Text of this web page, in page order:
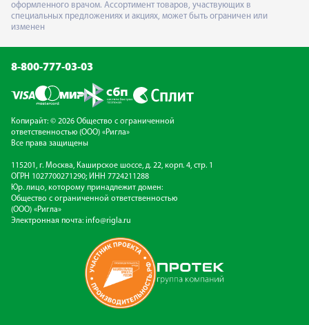
оформленного врачом. Ассортимент товаров, участвующих в
специальных предложениях и акциях, может быть ограничен или
изменен
8-800-777-03-03
Копирайт: © 2026 Общество с ограниченной
ответственностью (ООО) «Ригла»
Все права защищены
115201, г. Москва, Каширское шоссе, д. 22, корп. 4, стр. 1
ОГРН 1027700271290; ИНН 7724211288
Юр. лицо, которому принадлежит домен:
Общество с ограниченной ответственностью
(ООО) «Ригла»
Электронная почта: info@rigla.ru